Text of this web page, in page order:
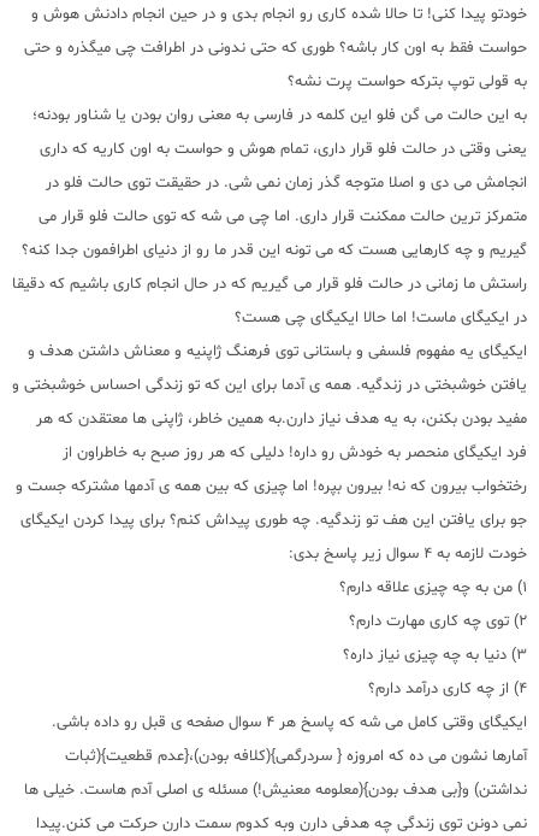
خودتو پیدا کنی! تا حالا شده کاری رو انجام بدی و در حین انجام دادنش هوش و
حواست فقط به اون کار باشه؟ طوری که حتی ندونی در اطرافت چی میگذره و حتی
به قولی توپ بترکه حواست پرت نشه؟
به این حالت می گن فلو این کلمه در فارسی به معنی روان بودن یا شناور بودنه؛
یعنی وقتی در حالت فلو قرار داری، تمام هوش و حواست به اون کاریه که داری
انجامش می دی و اصلا متوجه گذر زمان نمی شی. در حقیقت توی حالت فلو در
متمرکز ترین حالت ممکنت قرار داری. اما چی می شه که توی حالت فلو قرار می
گیریم و چه کارهایی هست که می تونه این قدر ما رو از دنیای اطرافمون جدا کنه؟
راستش ما زمانی در حالت فلو قرار می گیریم که در حال انجام کاری باشیم که دقیقا
در ایکیگای ماست! اما حالا ایکیگای چی هست؟
ایکیگای یه مفهوم فلسفی و باستانی توی فرهنگ ژاپنیه و معناش داشتن هدف و
یافتن خوشبختی در زندگیه. همه ی آدما برای این که تو زندگی احساس خوشبختی و
مفید بودن بکنن، به یه هدف نیاز دارن.به همین خاطر، ژاپنی ها معتقدن که هر
فرد ایکیگای منحصر به خودش رو داره! دلیلی که هر روز صبح به خاطراون از
رختخواب بیرون که نه! بیرون بپره! اما چیزی که بین همه ی آدمها مشترکه جست و
جو برای یافتن این هف تو زندگیه. چه طوری پیداش کنم؟ برای پیدا کردن ایکیگای
خودت لازمه به 4 سوال زیر پاسخ بدی:
1) من به چه چیزی علاقه دارم؟
2) توی چه کاری مهارت دارم؟
3) دنیا به چه چیزی نیاز داره؟
4) از چه کاری درآمد دارم؟
ایکیگای وقتی کامل می شه که پاسخ هر 4 سوال صفحه ی قبل رو داده باشی.
آمارها نشون می ده که امروزه { سردرگمی}(کلافه بودن)،{عدم قطعیت}(ثبات
نداشتن) و{بی هدف بودن}(معلومه معنیش!) مسئله ی اصلی آدم هاست. خیلی ها
نمی دونن توی زندگی چه هدفی دارن وبه کدوم سمت دارن حرکت می کنن.پیدا